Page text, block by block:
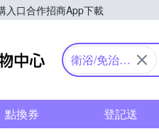
入口合作招商App下載
Yahoo購物中心
衛浴/免治馬
點換券 登記送